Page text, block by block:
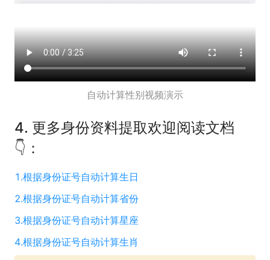
自动计算性别视频演示
4. 更多身份资料提取欢迎阅读文档
👇 ：
1.根据身份证号自动计算生日
2.根据身份证号自动计算省份
3.根据身份证号自动计算星座
4.根据身份证号自动计算生肖